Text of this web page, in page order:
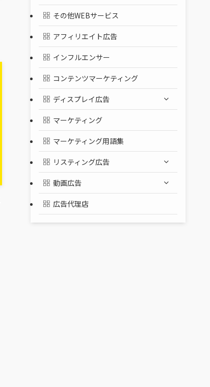
その他WEBサービス
アフィリエイト広告
インフルエンサー
コンテンツマーケティング
ディスプレイ広告
マーケティング
マーケティング用語集
リスティング広告
動画広告
広告代理店